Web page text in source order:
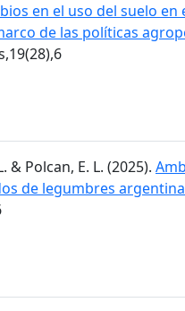
en el uso del suelo en
de las políticas
& Polcan, E. L. (2025).
de legumbres